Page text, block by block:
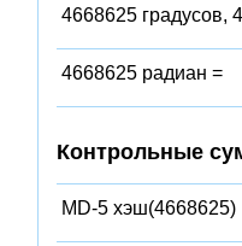
4668625 градусов,
4668625 радиан =
Контрольные
MD-5 хэш(4668625)